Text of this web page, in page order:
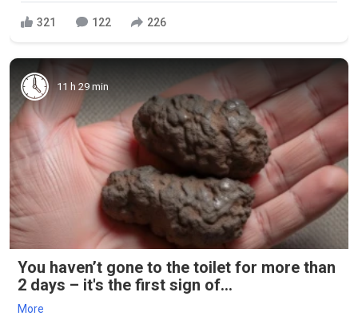
321 122 226
11 h 29 min
You haven’t gone to the toilet for more than
2 days – it's the first sign of...
More